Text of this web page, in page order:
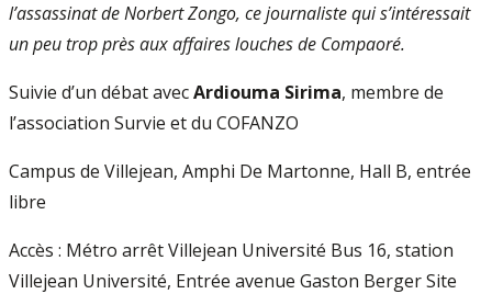
l’assassinat de Norbert Zongo, ce journaliste qui s’intéressait
un peu trop près aux affaires louches de Compaoré.
Suivie d’un débat avecArdiouma Sirima, membre de
l’association Survie et du COFANZO
Campus de Villejean, Amphi De Martonne, Hall B, entrée
libre
Accès : Métro arrêt Villejean Université Bus 16, station
Villejean Université, Entrée avenue Gaston Berger Site